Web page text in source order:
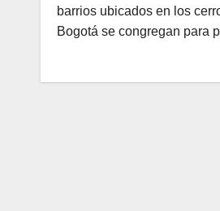
barrios ubicados en los
Bogotá se congregan para